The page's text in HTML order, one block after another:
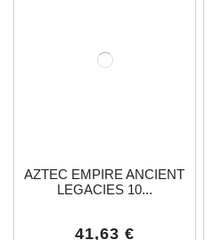
AZTEC EMPIRE ANCIENT
LEGACIES 10...
41,63 €